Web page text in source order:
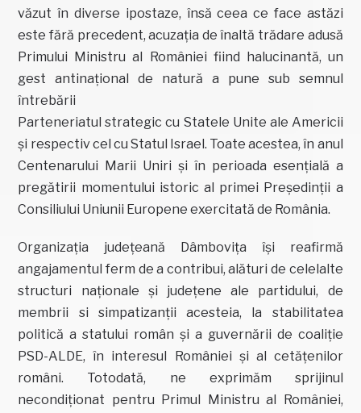
văzut în diverse ipostaze, însă ceea ce face astăzi
este fără precedent, acuzația de înaltă trădare adusă
Primului Ministru al României fiind halucinantă, un
gest antinațional de natură a pune sub semnul
întrebării
Parteneriatul strategic cu Statele Unite ale Americii
și respectiv cel cu Statul Israel. Toate acestea, în anul
Centenarului Marii Uniri și în perioada esențială a
pregătirii momentului istoric al primei Președinții a
Consiliului Uniunii Europene exercitată de România.
Organizația județeană Dâmbovița își reafirmă
angajamentul ferm de a contribui, alături de celelalte
structuri naționale și județene ale partidului, de
membrii si simpatizanții acesteia, la stabilitatea
politică a statului român și a guvernării de coaliție
PSD-ALDE, în interesul României și al cetățenilor
români. Totodată, ne exprimăm sprijinul
necondiționat pentru Primul Ministru al României,